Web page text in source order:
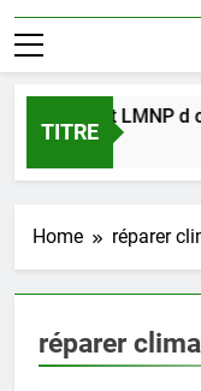
TITRE
l achat LMNP d
Home réparer
réparer